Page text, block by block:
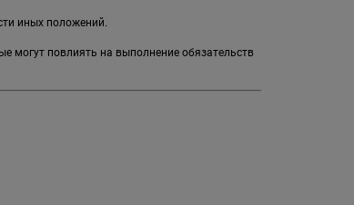
иных положений.
могут повлиять на выполнение обязательств